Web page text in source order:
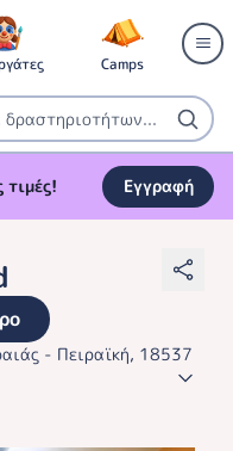
Camps
τιμές! Εγγραφή
- Πειραϊκή, 18537